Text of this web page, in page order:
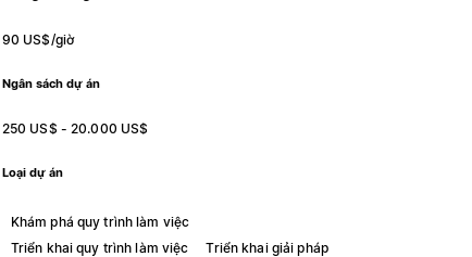
90 US$/giờ
Ngân sách dự án
250 US$ - 20.000 US$
Loại dự án
Khám phá quy trình làm việc
Triển khai quy trình làm việc
Triển khai giải pháp